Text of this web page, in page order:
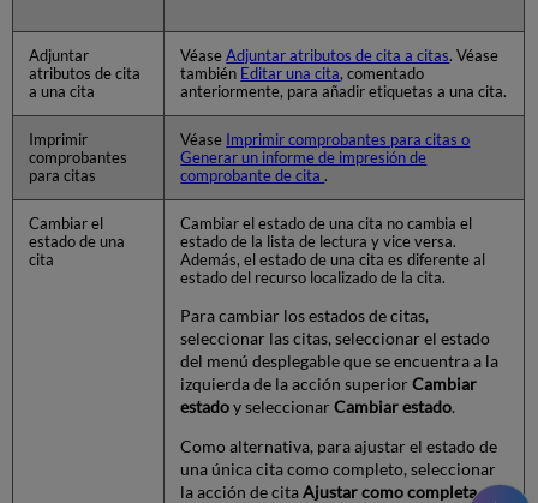
Adjuntar
atributos de cita
a una cita
VéaseAdjuntar atributos de cita a citas. Véase
también Editar una cita, comentado
anteriormente, para añadir etiquetas a una cita.
Imprimir
comprobantes
para citas
Véase Imprimir comprobantes para citas o
Generar un informe de impresión de
comprobante de cita .
Cambiar el
estado de una
cita
Cambiar el estado de una cita no cambia el
estado de la lista de lectura y vice versa.
Además, el estado de una cita es diferente al
estado del recurso localizado de la cita.
Para cambiar los estados de citas,
seleccionar las citas, seleccionar el estado
del menú desplegable que se encuentra a la
izquierda de la acción superiorCambiar
estadoy seleccionarCambiar estado.
Como alternativa, para ajustar el estado de
una única cita como completo, seleccionar
la acción de citaAjustar como completa.